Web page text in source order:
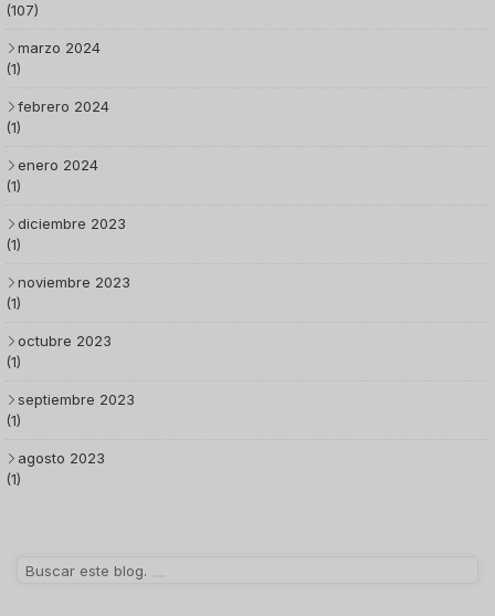
(107)
marzo 2024
(1)
febrero 2024
(1)
enero 2024
(1)
diciembre 2023
(1)
noviembre 2023
(1)
octubre 2023
(1)
septiembre 2023
(1)
agosto 2023
(1)